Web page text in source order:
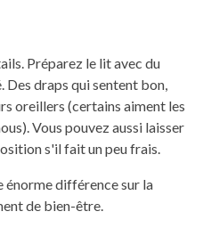
Préparez le lit avec du
draps qui sentent bon,
oreillers (certains aiment les
Vous pouvez aussi laisser
s'il fait un peu frais.
différence sur la
de bien-être.